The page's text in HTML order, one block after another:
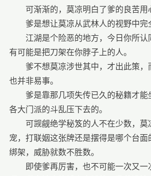
可渐渐的，莫凉明白了爹的良苦用
爹是想让莫凉从武林人的视野中完
江湖是个险恶的地方，今日你所认
有可能是把刀架在你脖子上的人。
爹不想莫凉涉世其中，才出此策，
也并非易事。
爹是靠那几项失传已久的秘籍才能
各大门派的斗乱压下去的。
可觊觎绝学秘笈的人不在少数，莫
宠，打联姻这张牌还是摆得是哪个台面
绑架，威胁就数不胜数。
即使爹再厉害，也不可能一次又一